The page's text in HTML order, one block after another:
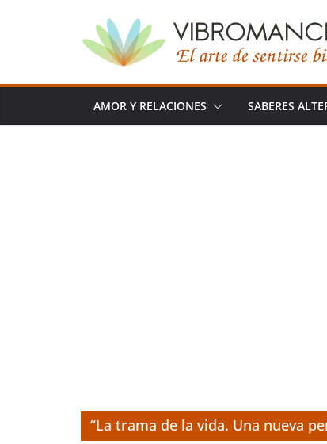
AMOR Y RELACIONES SABERES
“La trama de la vida. Una nueva